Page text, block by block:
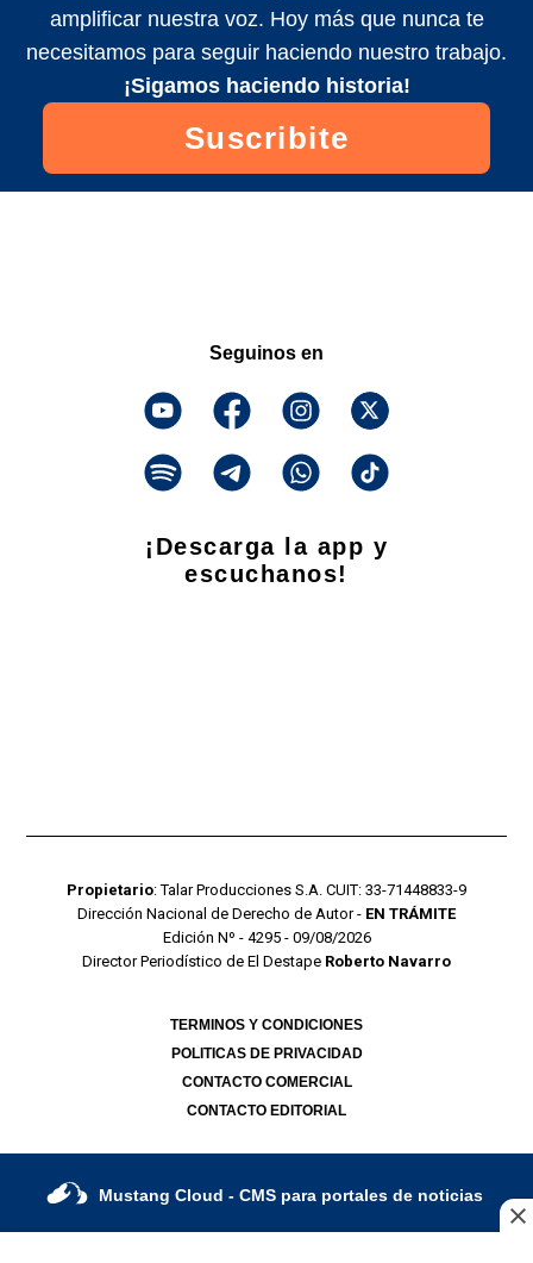
amplificar nuestra voz. Hoy más que nunca te
necesitamos para seguir haciendo nuestro trabajo.
¡Sigamos haciendo historia!
Suscribite
Seguinos en
¡Descarga la app y
escuchanos!
Propietario: Talar Producciones S.A. CUIT: 33-71448833-9
Dirección Nacional de Derecho de Autor - EN TRÁMITE
Edición Nº - 4295 - 09/08/2026
Director Periodístico de El Destape Roberto Navarro
TERMINOS Y CONDICIONES
POLITICAS DE PRIVACIDAD
CONTACTO COMERCIAL
CONTACTO EDITORIAL
Mustang Cloud - CMS para portales de noticias